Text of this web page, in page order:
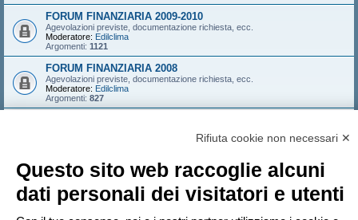
FORUM FINANZIARIA 2009-2010
Agevolazioni previste, documentazione richiesta, ecc.
Moderatore: Edilclima
Argomenti: 1121
FORUM FINANZIARIA 2008
Agevolazioni previste, documentazione richiesta, ecc.
Moderatore: Edilclima
Argomenti: 827
LOGIN
ISCRIVITI
Nome utente:
Rifiuta cookie non necessari ✕
Questo sito web raccoglie alcuni
dati personali dei visitatori e utenti